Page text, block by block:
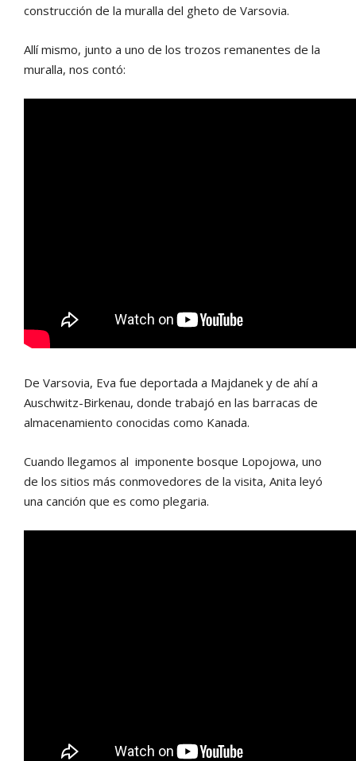
construcción de la muralla del gheto de Varsovia.
Allí mismo, junto a uno de los trozos remanentes de la
muralla, nos contó:
De Varsovia, Eva fue deportada a Majdanek y de ahí a
Auschwitz-Birkenau, donde trabajó en las barracas de
almacenamiento conocidas como Kanada.
Cuando llegamos al imponente bosque Lopojowa, uno
de los sitios más conmovedores de la visita, Anita leyó
una canción que es como plegaria.